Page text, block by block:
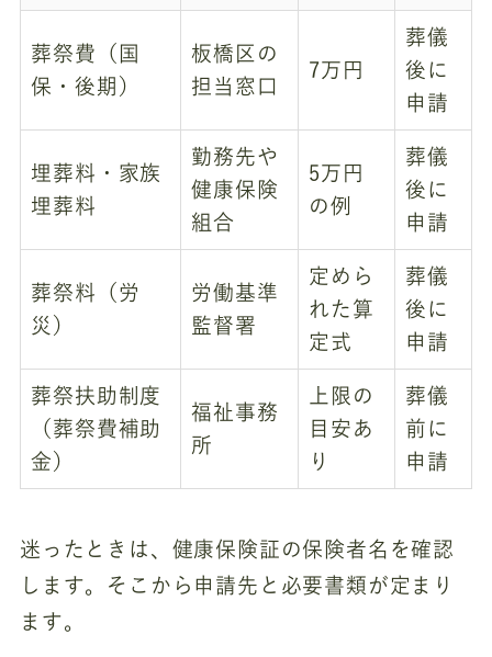
葬祭費（国
保・後期）
板橋区の
担当窓口
7万円
葬儀
後に
申請
埋葬料・家族
埋葬料
勤務先や
健康保険
組合
5万円
の例
葬儀
後に
申請
葬祭料（労
災）
労働基準
監督署
定めら
れた算
定式
葬儀
後に
申請
葬祭扶助制度
（葬祭費補助
金）
福祉事務
所
上限の
目安あ
り
葬儀
前に
申請
迷ったときは、健康保険証の保険者名を確認
します。そこから申請先と必要書類が定まり
ます。